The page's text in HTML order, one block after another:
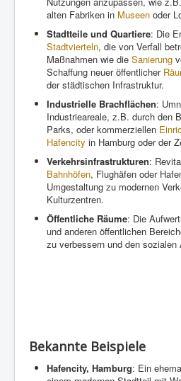
alten Fabriken in Museen oder
Stadtteile und Quartiere: Die
Stadtvierteln, die von Verfall
Maßnahmen wie die Sanierung
Schaffung neuer öffentlicher
der städtischen Infrastruktur.
Industrielle Brachflächen:
Industrieareale, z.B. durch den
Parks, oder kommerziellen
Hafencity in Hamburg oder der
Verkehrsinfrastrukturen:
Bahnhöfen, Flughäfen oder
Umgestaltung zu modernen
Kulturzentren.
Öffentliche Räume: Die
und anderen öffentlichen
zu verbessern und den
Bekannte Beispiele
Hafencity, Hamburg: Ein